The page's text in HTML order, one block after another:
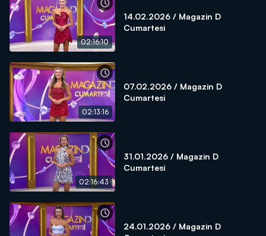
02:16:10
14.02.2026 / Magazin D
Cumartesi
02:13:16
07.02.2026 / Magazin D
Cumartesi
02:16:43
31.01.2026 / Magazin D
Cumartesi
24.01.2026 / Magazin D